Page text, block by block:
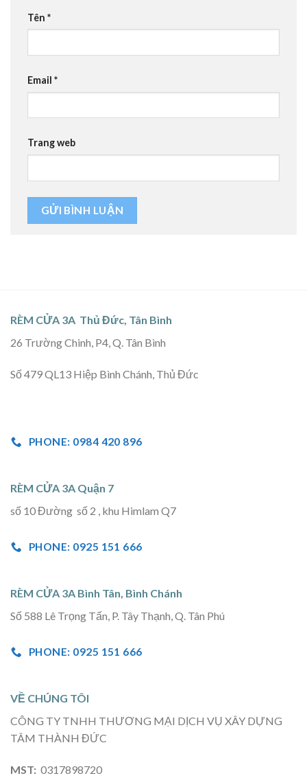
Tên *
Email *
Trang web
RÈM CỬA 3A Thủ Đức, Tân Bình
26 Trường Chinh, P4, Q. Tân Bình
Số 479 QL13 Hiệp Bình Chánh, Thủ Đức
PHONE: 0984 420 896
RÈM CỬA 3A Quận 7
số 10 Đường số 2 , khu Himlam Q7
PHONE: 0925 151 666
RÈM CỬA 3A Bình Tân, Bình Chánh
Số 588 Lê Trọng Tấn, P. Tây Thạnh, Q. Tân Phú
PHONE: 0925 151 666
VỀ CHÚNG TÔI
CÔNG TY TNHH THƯƠNG MẠI DỊCH VỤ XÂY DỰNG
TÂM THÀNH ĐỨC
MST: 0317898720